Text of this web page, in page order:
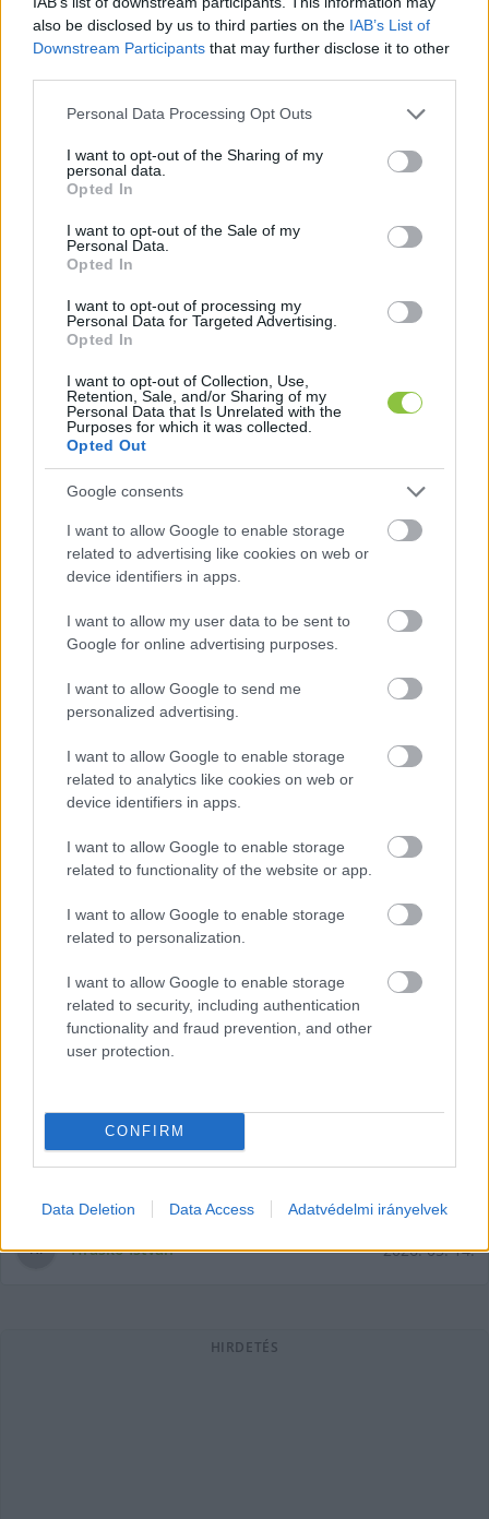
also be disclosed by us to third parties on the IAB’s List of
Downstream Participants that may further disclose it to other
Please note that this website/app uses one or more Google
not limited to your visit or usage behaviour. You may click to
grant or deny consent to Google and its third-party tags to
use your data for below specified purposes in below Google
consent section.
Personal Data Processing Opt Outs
I want to opt-out of the Sharing of my
personal data.
Opted In
I want to opt-out of the Sale of my
Personal Data.
Opted In
I want to opt-out of processing my
Personal Data for Targeted Advertising.
Opted In
I want to opt-out of Collection, Use,
Retention, Sale, and/or Sharing of my
Personal Data that Is Unrelated with the
Purposes for which it was collected.
Opted Out
Google consents
I want to allow Google to enable storage
related to advertising like cookies on web or
device identifiers in apps.
I want to allow my user data to be sent to
Google for online advertising purposes.
I want to allow Google to send me
personalized advertising.
I want to allow Google to enable storage
related to analytics like cookies on web or
device identifiers in apps.
I want to allow Google to enable storage
related to functionality of the website or app.
I want to allow Google to enable storage
related to personalization.
I want to allow Google to enable storage
related to security, including authentication
functionality and fraud prevention, and other
user protection.
CONFIRM
Data Deletion Data Access Adatvédelmi irányelvek
HI Hraskó István 2026. 05. 18.
A Fidesz-KDNP is Matolcsy Györgyöt
hibáztatta a közgyűlésen az NJEA-
ügyért, a polgármester is beállt a
sorba
Érdekes, bár azért talán várható fordulatot vett a
kecskeméti egyetemi alapítványról szóló közel másfél órás
Hraskó István
Parázs hangulat várható, az
egyetemi alapítvány ügye is
A Fidesz-KDNP kecskeméti frakcióvezetője, Leviczky Cirill
szerint az NJEA "körüli szándékos hangulatkeltés nem
HI Hraskó István 2026. 05. 14.
HIRDETÉS